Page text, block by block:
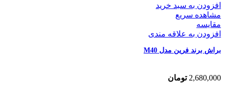
افزودن به سبد خرید
مشاهده سریع
مقایسه
افزودن به علاقه مندی
براش برند فرین مدل M40
2,680,000 تومان